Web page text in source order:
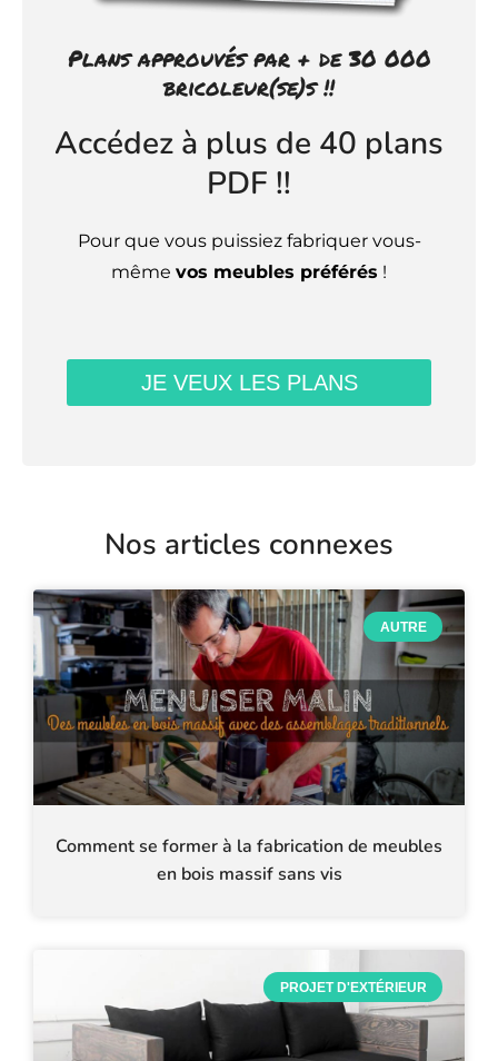
Plans approuvés par + de 30 000
bricoleur(se)s !!
Accédez à plus de 40 plans
PDF !!
Pour que vous puissiez fabriquer vous-
même vos meubles préférés !
Nos articles connexes
AUTRE
Comment se former à la fabrication de meubles
en bois massif sans vis
PROJET D'EXTÉRIEUR